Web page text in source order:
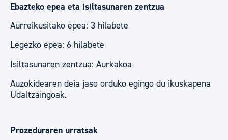
Ebazteko epea eta isiltasunaren zentzua
Aurreikusitako epea: 3 hilabete
Legezko epea: 6 hilabete
Isiltasunaren zentzua: Aurkakoa
Auzokidearen deia jaso orduko egingo du ikuskapena
Udaltzaingoak.
Prozeduraren urratsak